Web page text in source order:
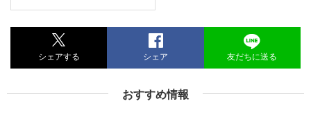
シェアする シェア 友だちに送る
おすすめ情報